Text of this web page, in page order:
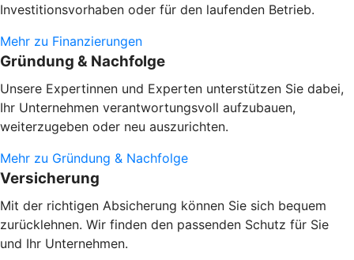
Investitionsvorhaben oder für den laufenden Betrieb.
Mehr zu Finanzierungen
Gründung & Nachfolge
Unsere Expertinnen und Experten unterstützen Sie dabei,
Ihr Unternehmen verantwortungsvoll aufzubauen,
weiterzugeben oder neu auszurichten.
Mehr zu Gründung & Nachfolge
Versicherung
Mit der richtigen Absicherung können Sie sich bequem
zurücklehnen. Wir finden den passenden Schutz für Sie
und Ihr Unternehmen.